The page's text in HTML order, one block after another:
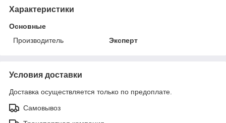
Характеристики
Основные
Производитель
Эксперт
Условия доставки
Доставка осуществляется только по предоплате.
Самовывоз